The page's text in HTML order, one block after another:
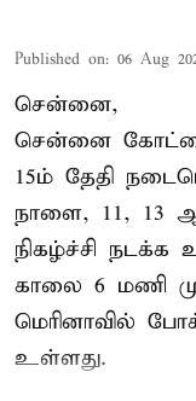
Published on: 06 Aug
சென்னை,
சென்னை
15ம் தேதி
நாளை, 11, 13
நிகழ்ச்சி
காலை 6 மணி
மெரினாவில்
உள்ளது.